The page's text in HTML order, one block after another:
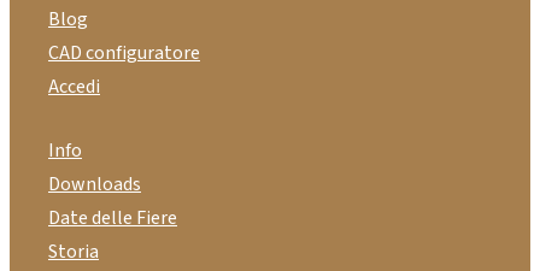
Blog
CAD configuratore
Accedi
Info
Downloads
Date delle Fiere
Storia